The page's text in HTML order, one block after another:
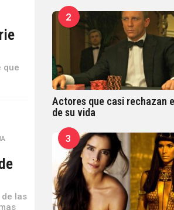
que
las
2
Actores que casi rechazan
de su vida
3